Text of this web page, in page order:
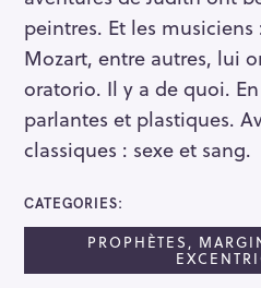
peintres. Et les
Mozart, entre autres, lui
oratorio. Il y a de quoi.
parlantes et plastiques.
classiques : sexe et sang.
CATEGORIES
PROPHÈTES,